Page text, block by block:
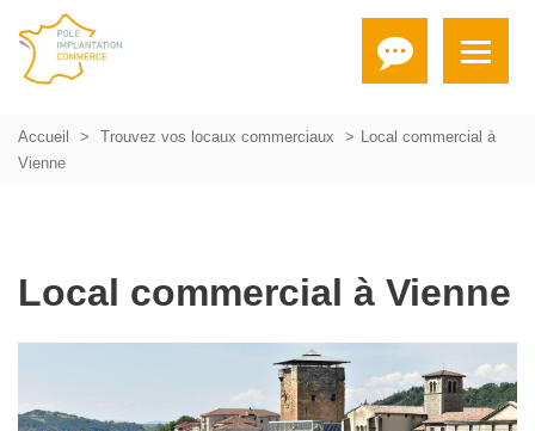
Accueil Trouvez vos locaux commerciaux
Local commercial à
Vienne
Local commercial à Vienne